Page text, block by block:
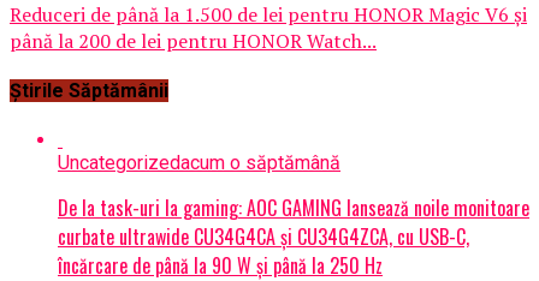
Reduceri de până la 1.500 de lei pentru HONOR Magic V6 și
până la 200 de lei pentru HONOR Watch...
Știrile Săptămânii
Uncategorizedacum o săptămână
De la task-uri la gaming: AOC GAMING lansează noile monitoare
curbate ultrawide CU34G4CA și CU34G4ZCA, cu USB-C,
încărcare de până la 90 W și până la 250 Hz